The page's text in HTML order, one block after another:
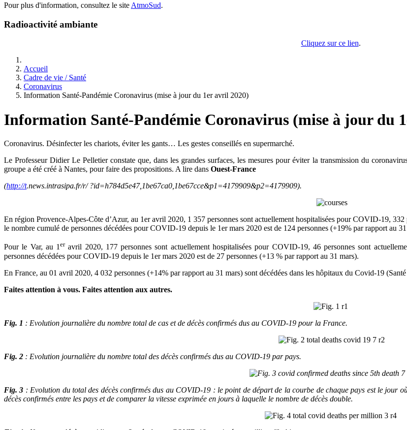
Pour plus d'information, consultez le site AtmoSud.
Radioactivité ambiante
Cliquez sur ce lien.
Accueil
Cadre de vie / Santé
Coronavirus
Information Santé-Pandémie Coronavirus (mise à jour du 1er avril 2020)
Information Santé-Pandémie Coronavirus (mise à jour du
Coronavirus. Désinfecter les chariots, éviter les gants… Les gestes conseillés en supermarché.
Le Professeur Didier Le Pelletier constate que, dans les grandes surfaces, les mesures pour éviter la transmission du
groupe a été créé à Nantes, pour faire des propositions. A lire dans Ouest-France
(http://t.news.intrasipa.fr/r/ ?id=h784d5e47,1be67ca0,1be67cce&p1=4179909&p2=4179909).
En région Provence-Alpes-Côte d’Azur, au 1er avril 2020, 1 357 personnes sont actuellement hospitalisées pour COVID-19,
le nombre cumulé de personnes décédées pour COVID-19 depuis le 1er mars 2020 est de 124 personnes (+19% par rapport au
Pour le Var, au 1eravril 2020, 177 personnes sont actuellement hospitalisées pour COVID-19, 46 personnes sont
personnes décédées pour COVID-19 depuis le 1er mars 2020 est de 27 personnes (+13 % par rapport au 31 mars).
En France, au 01 avril 2020, 4 032 personnes (+14% par rapport au 31 mars) sont décédées dans les hôpitaux du Covid-19
Faites attention à vous. Faites attention aux autres.
Fig. 1 : Evolution journalière du nombre total de cas et de décès confirmés dus au COVID-19 pour la France.
Fig. 2 : Evolution journalière du nombre total des décès confirmés dus au COVID-19 par pays.
Fig. 3 : Evolution du total des décès confirmés dus au COVID-19 : le point de départ de la courbe de chaque pays est le jour
décès confirmés entre les pays et de comparer la vitesse exprimée en jours à laquelle le nombre de décès double.